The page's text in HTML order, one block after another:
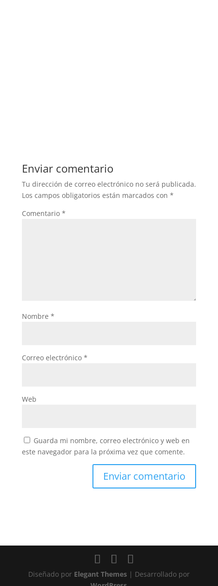
Enviar comentario
Tu dirección de correo electrónico no será publicada.
Los campos obligatorios están marcados con *
Comentario *
Nombre *
Correo electrónico *
Web
Guarda mi nombre, correo electrónico y web en
este navegador para la próxima vez que comente.
Diseñado por Elegant Themes| Desarrollado por